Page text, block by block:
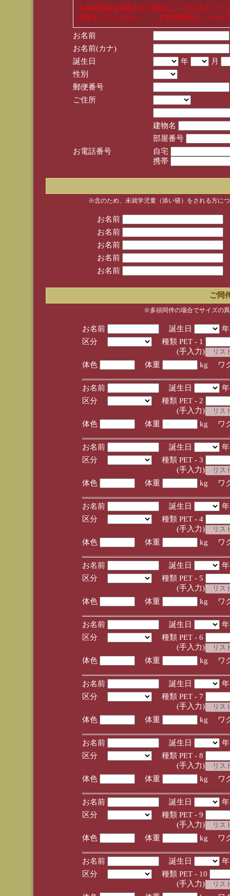
お客様情報を変更された場合は、入力されたメ
注意をしてください。 お客様情報は、メール
お名前
お名前(カナ)
誕生日
年
月
性別
郵便番号
ご住所
建物名
部屋番号
お電話番号
自宅
携帯
※念のため、未就学児童（添い寝）をされる方に
お名前
お名前
お名前
お名前
お名前
ご同
※多頭同伴の場合でサイズの
お名前 誕生日
区分
種類 PET - 1
(手入力)
体色
体重 kg ワ
お名前 誕生日
区分
種類 PET - 2
(手入力)
体色
体重 kg ワ
お名前 誕生日
区分
種類 PET - 3
(手入力)
体色
体重 kg ワ
お名前 誕生日
区分
種類 PET - 4
(手入力)
体色
体重 kg ワ
お名前 誕生日
区分
種類 PET - 5
(手入力)
体色
体重 kg ワ
お名前 誕生日
区分
種類 PET - 6
(手入力)
体色
体重 kg ワ
お名前 誕生日
区分
種類 PET - 7
(手入力)
体色
体重 kg ワ
お名前 誕生日
区分
種類 PET - 8
(手入力)
体色
体重 kg ワ
お名前 誕生日
区分
種類 PET - 9
(手入力)
体色
体重 kg ワ
お名前 誕生日
区分
種類 PET - 10
(手入力)